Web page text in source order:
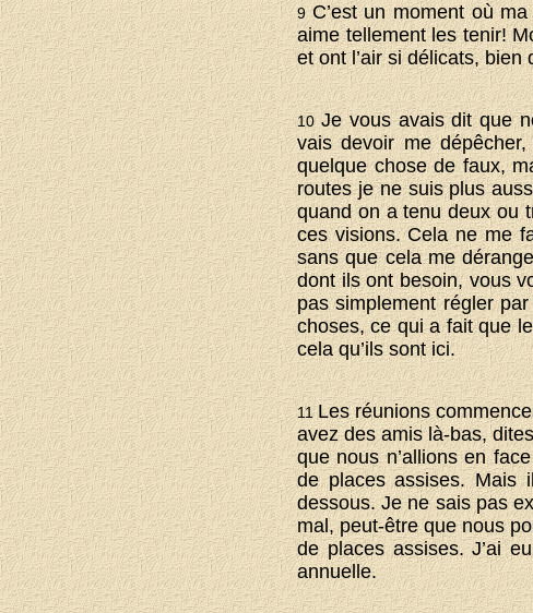
9C’est un moment où
aime tellement les tenir!
et ont l’air si délicats, bien
10 Je vous avais dit que
vais devoir me
quelque chose de faux,
routes je ne suis plus
quand on a tenu deux ou
ces visions. Cela ne me
sans que cela me
dont ils ont besoin, vous
pas simplement régler
choses, ce qui a fait que
cela qu’ils sont ici.
11Les réunions
avez des amis là-bas,
que nous n’allions en
de places assises. Mais
dessous. Je ne sais pas
mal, peut-être que nous
de places assises. J’ai
annuelle.